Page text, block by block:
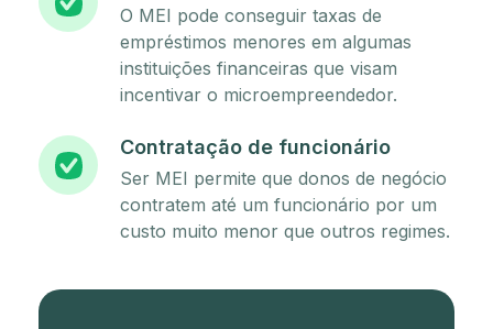
O MEI pode conseguir taxas de
empréstimos menores em algumas
instituições financeiras que visam
incentivar o microempreendedor.
Contratação de funcionário
Ser MEI permite que donos de negócio
contratem até um funcionário por um
custo muito menor que outros regimes.